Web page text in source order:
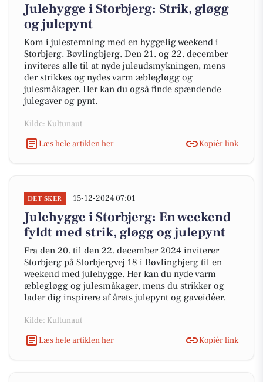
Julehygge i Storbjerg: Strik, gløgg
og julepynt
Kom i julestemning med en hyggelig weekend i
Storbjerg, Bøvlingbjerg. Den 21. og 22. december
inviteres alle til at nyde juleudsmykningen, mens
der strikkes og nydes varm æblegløgg og
julesmåkager. Her kan du også finde spændende
julegaver og pynt.
Kilde: Kultunaut
Læs hele artiklen her
Kopiér link
DET SKER 15-12-2024 07:01
Julehygge i Storbjerg: En weekend
fyldt med strik, gløgg og julepynt
Fra den 20. til den 22. december 2024 inviterer
Storbjerg på Storbjergvej 18 i Bøvlingbjerg til en
weekend med julehygge. Her kan du nyde varm
æblegløgg og julesmåkager, mens du strikker og
lader dig inspirere af årets julepynt og gaveidéer.
Kilde: Kultunaut
Læs hele artiklen her
Kopiér link